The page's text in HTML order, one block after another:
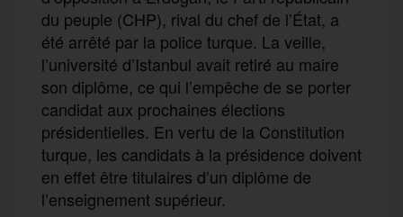
du peuple (CHP), rival du chef de l’État, a
été arrêté par la police turque. La veille,
l’université d’Istanbul avait retiré au maire
son diplôme, ce qui l’empêche de se porter
candidat aux prochaines élections
présidentielles. En vertu de la Constitution
turque, les candidats à la présidence doivent
en effet être titulaires d’un diplôme de
l’enseignement supérieur.